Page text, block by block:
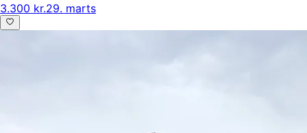
3.300 kr.29. marts